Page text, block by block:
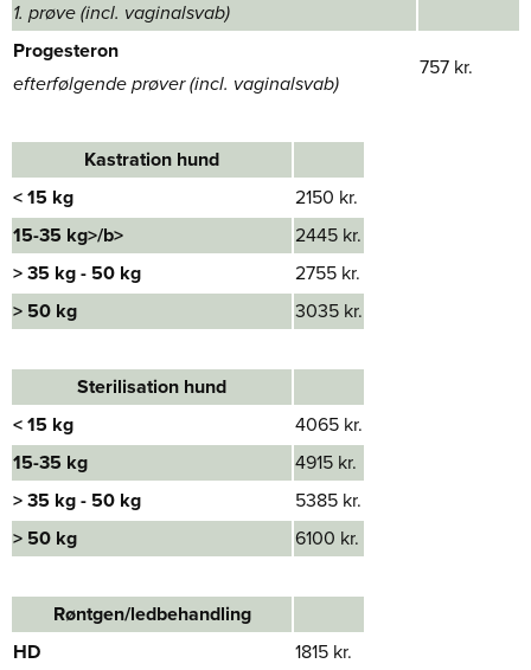
1. prøve (incl. vaginalsvab)
Progesteron
efterfølgende prøver (incl. vaginalsvab)
757 kr.
Kastration hund
< 15 kg​
2150 kr.
15-35 kg​>/b>
2445 kr.
> 35 kg​ - 50 kg
2755 kr.
> 50 kg
3035 kr.
Sterilisation hund
< 15 kg​
4065 kr.
15-35 kg​
4915 kr.
> 35 kg​ - 50 kg
5385 kr.
> 50 kg
6100 kr.
Røntgen/ledbehandling​
HD
1815 kr.